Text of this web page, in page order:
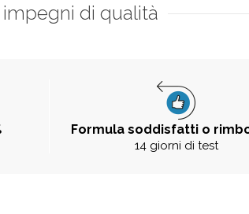
impegni di qualità
Formula soddisfatti o
14 giorni di test